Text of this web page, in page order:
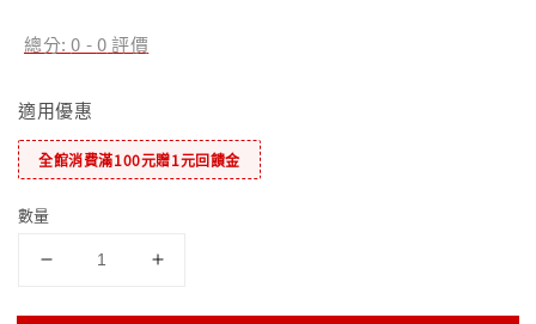
總分:0 -0評價
適用優惠
全館消費滿100元贈1元回饋金
數量